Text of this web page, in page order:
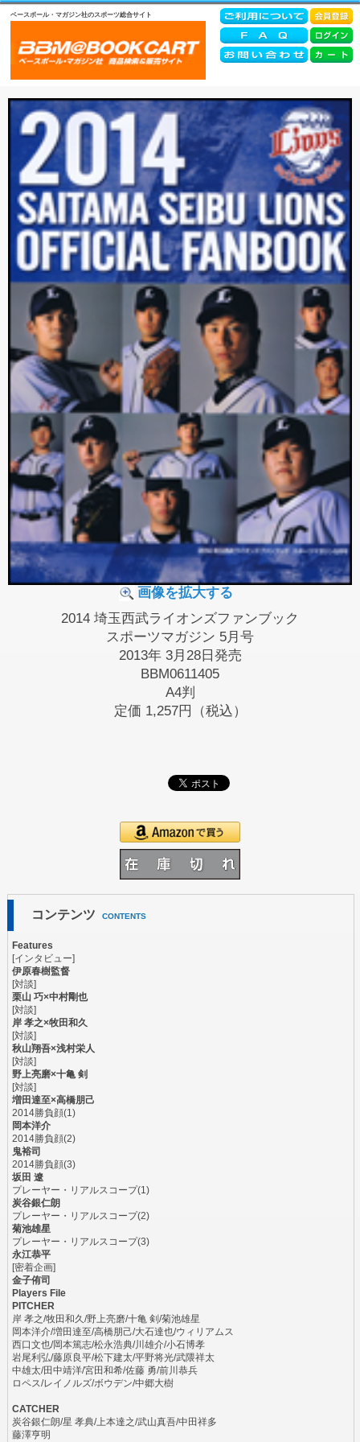
ベースボール・マガジン社のスポーツ総合サイト
画像を拡大する
2014 埼玉西武ライオンズファンブック
スポーツマガジン 5月号
2013年 3月28日発売
BBM0611405
A4判
定価 1,257円（税込）
コンテンツ CONTENTS
Features
[インタビュー]
伊原春樹監督
[対談]
栗山 巧×中村剛也
[対談]
岸 孝之×牧田和久
[対談]
秋山翔吾×浅村栄人
[対談]
野上亮磨×十亀 剣
[対談]
増田達至×高橋朋己
2014勝負顔(1)
岡本洋介
2014勝負顔(2)
鬼裕司
2014勝負顔(3)
坂田 遼
プレーヤー・リアルスコープ(1)
炭谷銀仁朗
プレーヤー・リアルスコープ(2)
菊池雄星
プレーヤー・リアルスコープ(3)
永江恭平
[密着企画]
金子侑司
Players File
PITCHER
岸 孝之/牧田和久/野上亮磨/十亀 剣/菊池雄星
岡本洋介/増田達至/高橋朋己/大石達也/ウィリアムス
西口文也/岡本篤志/松永浩典/川雄介/小石博孝
岩尾利弘/藤原良平/松下建太/平野将光/武隈祥太
中雄太/田中靖洋/宮田和希/佐藤 勇/前川恭兵
ロペス/レイノルズ/ボウデン/中郷大樹
CATCHER
炭谷銀仁朗/星 孝典/上本達之/武山真吾/中田祥多
藤澤亨明